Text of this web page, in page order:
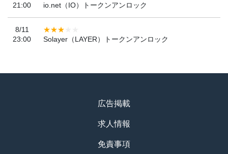
21:00
io.net（IO）トークンアンロック
8/11
23:00
Solayer（LAYER）トークンアンロック
広告掲載
求人情報
免責事項